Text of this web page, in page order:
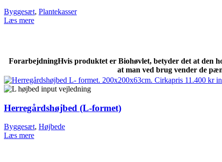
Byggesæt, Plantekasser
Læs mere
ForarbejdningHvis produktet er Biohøvlet, betyder det at den
at man ved brug vender de
Herregårdshøjbed (L-formet)
Byggesæt, Højbede
Læs mere